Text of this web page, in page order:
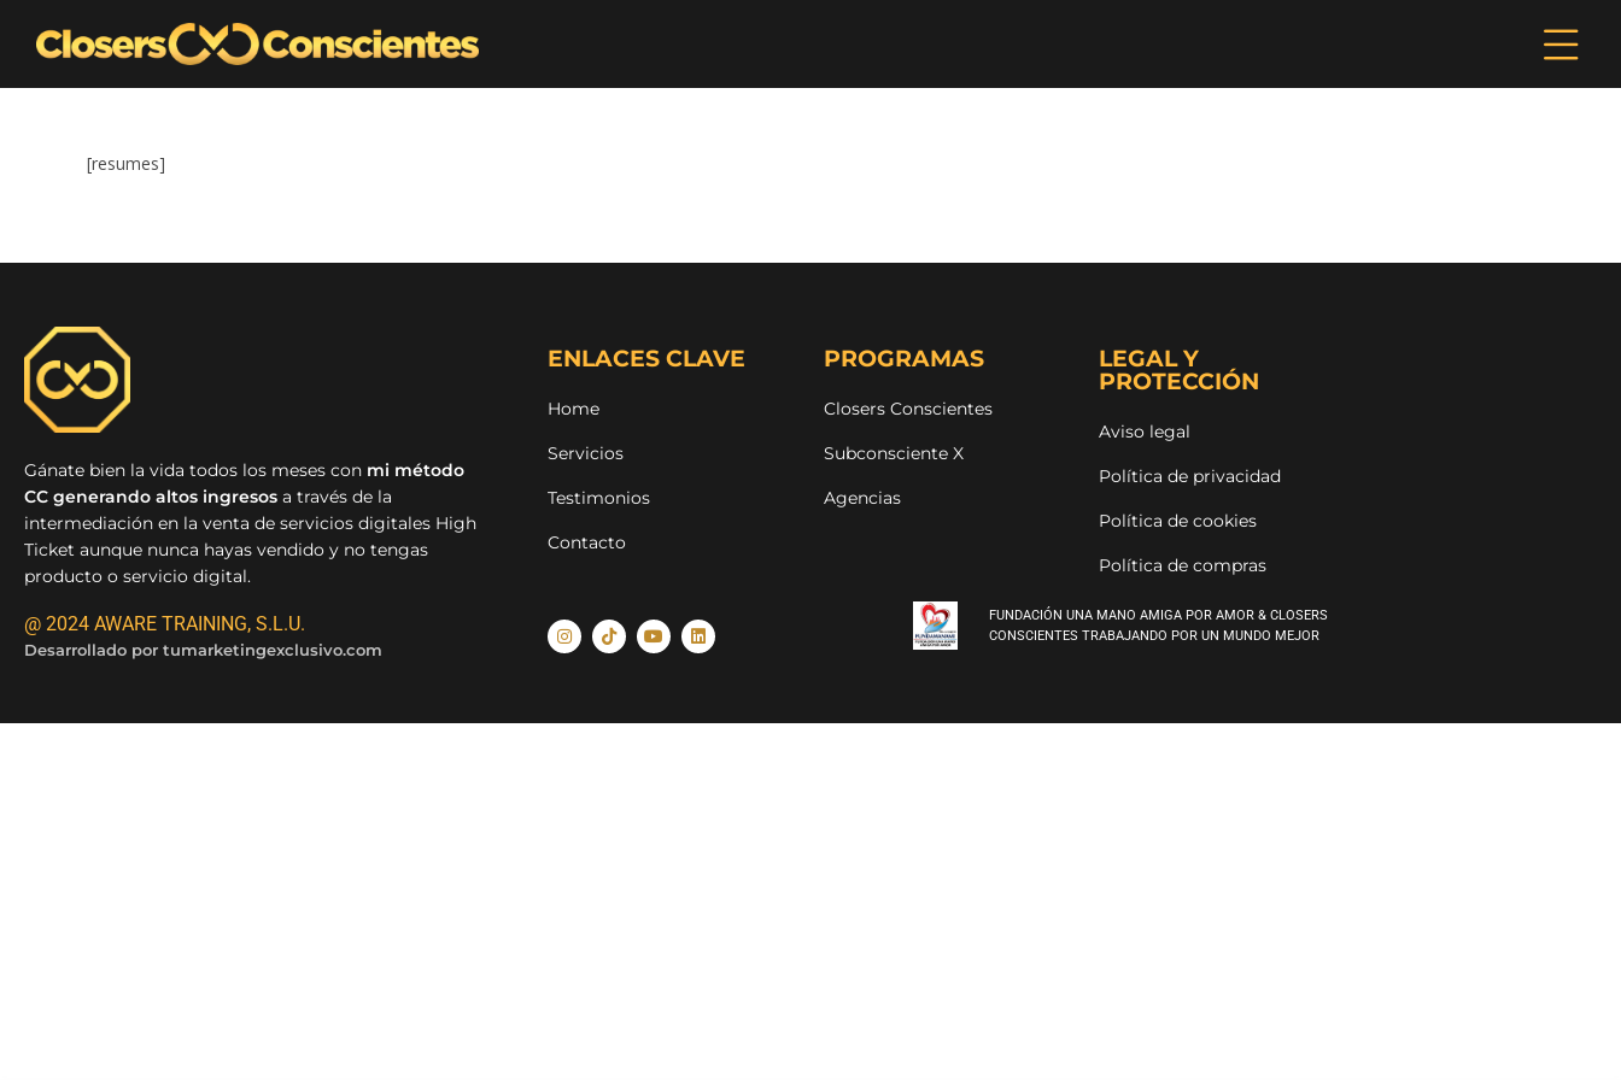
[resumes]
Gánate bien la vida todos los meses con mi método
CC generando altos ingresos a través de la
intermediación en la venta de servicios digitales High
Ticket aunque nunca hayas vendido y no tengas
producto o servicio digital.
@ 2024 AWARE TRAINING, S.L.U.
Desarrollado por tumarketingexclusivo.com
ENLACES CLAVE
Home
Servicios
Testimonios
Contacto
PROGRAMAS
Closers Conscientes
Subconsciente X
Agencias
LEGAL Y
PROTECCIÓN
Aviso legal
Política de privacidad
Política de cookies
Política de compras
FUNDACIÓN UNA MANO AMIGA POR AMOR & CLOSERS
CONSCIENTES TRABAJANDO POR UN MUNDO MEJOR